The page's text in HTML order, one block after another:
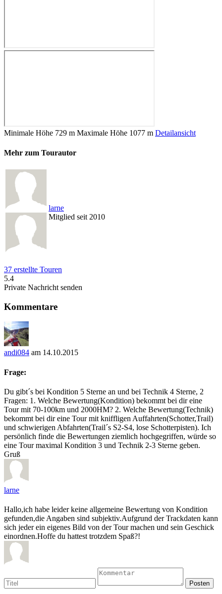
Minimale Höhe 729 m Maximale Höhe 1077 m Detailansicht
Mehr zum Tourautor
larne
Mitglied seit 2010
37 erstellte Touren
5.4
Private Nachricht senden
Kommentare
andi084 am 14.10.2015
Frage:
Du gibt´s bei Kondition 5 Sterne an und bei Technik 4 Sterne, 2
Fragen: 1. Welche Bewertung(Kondition) bekommt bei dir eine
Tour mit 70-100km und 2000HM? 2. Welche Bewertung(Technik)
bekommt bei dir eine Tour mit kniffligen Auffahrten(Schotter,Trail)
und schwierigen Abfahrten(Trail´s S2-S4, lose Schotterpisten). Ich
persönlich finde die Bewertungen ziemlich hochgegriffen, würde so
eine Tour maximal Kondition 3 und Technik 2-3 Sterne geben.
Gruß
larne
Hallo,ich habe leider keine allgemeine Bewertung von Kondition
gefunden,die Angaben sind subjektiv.Aufgrund der Trackdaten kann
sich jeder ein eigenes Bild von der Tour machen und sein Geschick
einordnen.Hoffe du hattest trotzdem Spaß?!